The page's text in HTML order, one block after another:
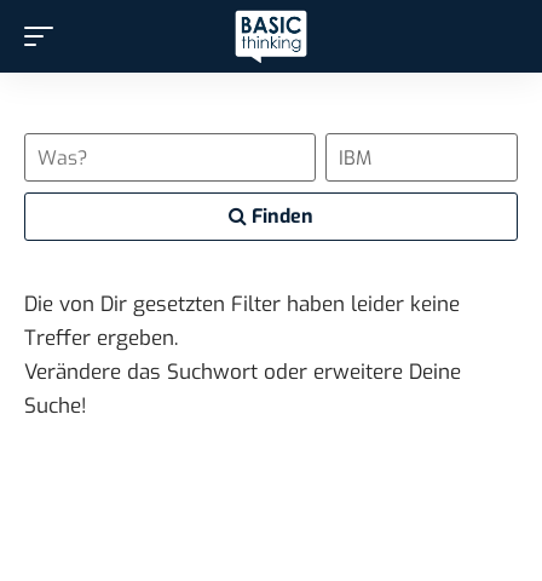
Finden
Die von Dir gesetzten Filter haben leider keine
Treffer ergeben.
Verändere das Suchwort oder erweitere Deine
Suche!